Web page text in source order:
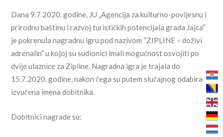
Dana 9.7.2020. godine, JU „Agencija za kulturno-povijesnu i
prirodnu baštinu i razvoj turističkih potencijala grada Jajca“
je pokrenula nagradnu igru pod nazivom “ZIPLINE – doživi
adrenalin” u kojoj su sudionici imali mogućnost osvojiti po
dvije ulaznice za Zipline. Nagradna igra je trajala do
15.7.2020. godine, nakon čega su putem slučajnog odabira
izvučena imena dobitnika.
Dobitnici nagrade su: